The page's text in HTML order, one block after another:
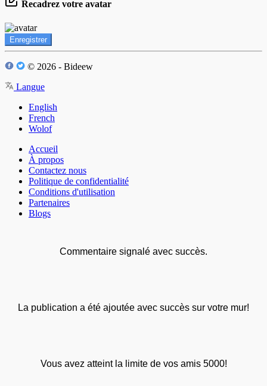
Recadrez votre avatar
Enregistrer
© 2026 - Bideew
Langue
English
French
Wolof
Accueil
À propos
Contactez nous
Politique de confidentialité
Conditions d'utilisation
Partenaires
Blogs
Commentaire signalé avec succès.
La publication a été ajoutée avec succès sur votre mur!
Vous avez atteint la limite de vos amis 5000!